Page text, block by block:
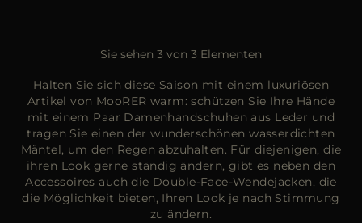
Sie sehen 3 von 3 Elementen
Halten Sie sich diese Saison mit einem luxuriösen
Artikel von MooRER warm: schützen Sie Ihre Hände
mit einem Paar Damenhandschuhen aus Leder und
tragen Sie einen der wunderschönen wasserdichten
Mäntel, um den Regen abzuhalten. Für diejenigen, die
ihren Look gerne ständig ändern, gibt es neben den
Accessoires auch die Double-Face-Wendejacken, die
die Möglichkeit bieten, Ihren Look je nach Stimmung
zu ändern.